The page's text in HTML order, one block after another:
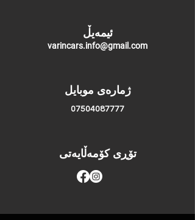
ئیمەیڵ
varincars.info@gmail.com
ژمارەی موبایل
07504087777
تۆڕی کۆمەڵایەتی